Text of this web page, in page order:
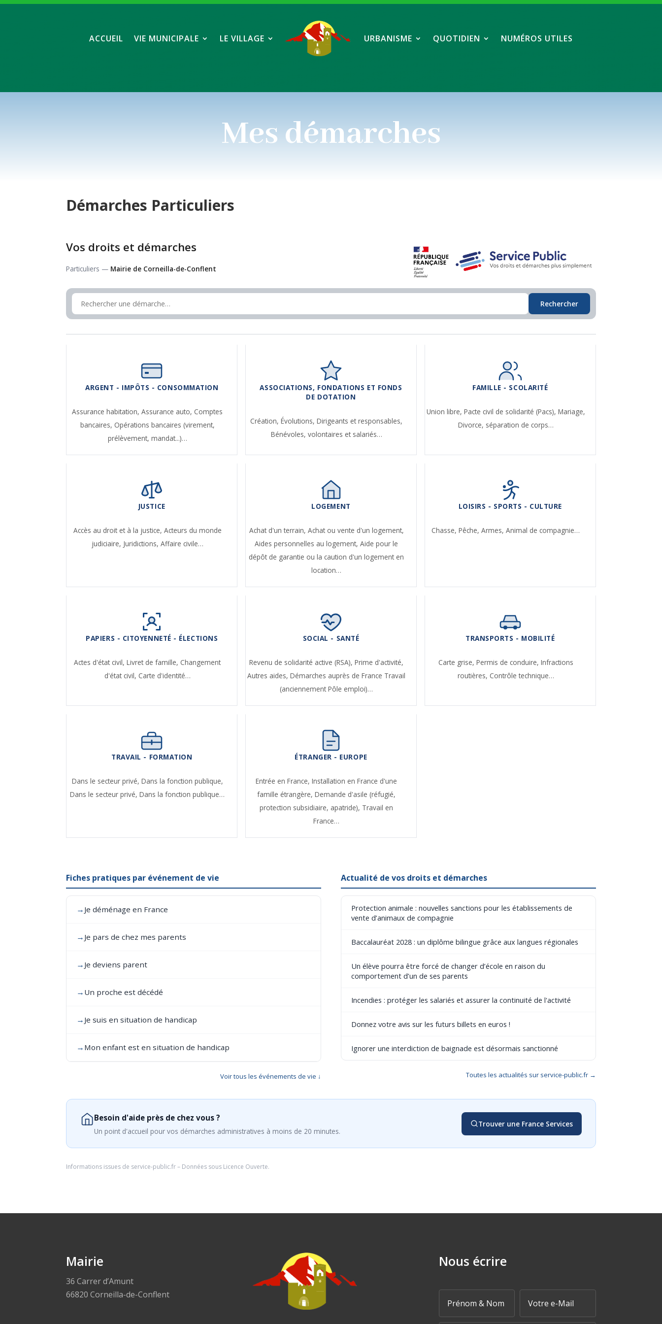
ACCUEIL VIE MUNICIPALE LE VILLAGE URBANISME QUOTIDIEN NUMÉROS UTILES
Mes démarches
Démarches Particuliers
Vos droits et démarches
Particuliers — Mairie de Corneilla-de-Conflent
Rechercher
ARGENT - IMPÔTS - CONSOMMATION
Assurance habitation,Assurance auto, Comptes
bancaires, Opérations bancaires (virement,
prélèvement, mandat...)…
ASSOCIATIONS, FONDATIONS ET FONDS
DE DOTATION
Création,Évolutions,Dirigeants et responsables,
Bénévoles, volontaires et salariés…
FAMILLE - SCOLARITÉ
Union libre, Pacte civil de solidarité (Pacs), Mariage,
Divorce, séparation de corps…
JUSTICE
Accès au droit et à la justice, Acteurs du monde
judiciaire, Juridictions, Affaire civile…
LOGEMENT
Achat d'un terrain, Achat ou vente d'un logement,
Aides personnelles au logement,Aide pour le
dépôt de garantie ou la caution d'un logement en
location…
LOISIRS - SPORTS - CULTURE
Chasse,Pêche,Armes,Animal de compagnie…
PAPIERS - CITOYENNETÉ - ÉLECTIONS
Actes d'état civil,Livret de famille, Changement
d'état civil, Carte d'identité…
SOCIAL - SANTÉ
Revenu de solidarité active (RSA),Prime d'activité,
Autres aides,Démarches auprès de France Travail
(anciennement Pôle emploi)…
TRANSPORTS - MOBILITÉ
Carte grise, Permis de conduire, Infractions
routières, Contrôle technique…
TRAVAIL - FORMATION
Dans le secteur privé, Dans la fonction publique,
Dans le secteur privé,Dans la fonction publique…
ÉTRANGER - EUROPE
Entrée en France,Installation en France d'une
famille étrangère,Demande d'asile (réfugié,
protection subsidiaire, apatride), Travail en
France…
Fiches pratiques par événement de vie
→ Je déménage en France
→ Je pars de chez mes parents
→ Je deviens parent
→ Un proche est décédé
→ Je suis en situation de handicap
→ Mon enfant est en situation de handicap
Voir tous les événements de vie ↓
Actualité de vos droits et démarches
Protection animale : nouvelles sanctions pour les établissements de
vente d’animaux de compagnie
Baccalauréat 2028 : un diplôme bilingue grâce aux langues régionales
Un élève pourra être forcé de changer d’école en raison du
comportement d’un de ses parents
Incendies : protéger les salariés et assurer la continuité de l'activité
Donnez votre avis sur les futurs billets en euros !
Ignorer une interdiction de baignade est désormais sanctionné
Toutes les actualités sur service-public.fr →
Besoin d'aide près de chez vous ?
Un point d'accueil pour vos démarches administratives à moins de 20 minutes.
Trouver une France Services
Informations issues de service-public.fr– Données sous Licence Ouverte.
Mairie
36 Carrer d’Amunt
66820 Corneilla-de-Conflent
Nous écrire